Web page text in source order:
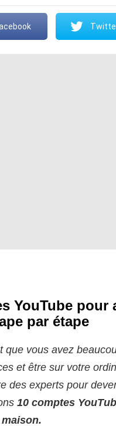
YouTube
par étape
que vous avez
et être sur votre
des experts pour
10 comptes